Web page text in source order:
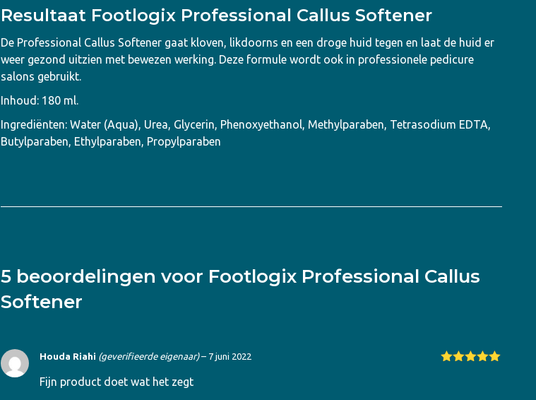
Resultaat Footlogix Professional Callus Softener
De Professional Callus Softener gaat kloven, likdoorns en een droge huid tegen en laat de huid er
weer gezond uitzien met bewezen werking. Deze formule wordt ook in professionele pedicure
salons gebruikt.
Inhoud: 180 ml.
Ingrediënten: Water (Aqua), Urea, Glycerin, Phenoxyethanol, Methylparaben, Tetrasodium EDTA,
Butylparaben, Ethylparaben, Propylparaben
5 beoordelingen voor Footlogix Professional Callus
Softener
Houda Riahi (geverifieerde eigenaar) – 7 juni 2022
Fijn product doet wat het zegt